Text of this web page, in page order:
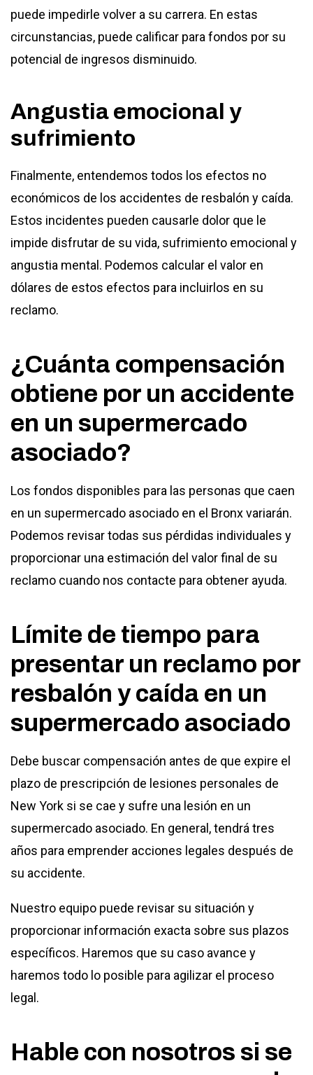
puede impedirle volver a su carrera. En estas
circunstancias, puede calificar para fondos por su
potencial de ingresos disminuido.
Angustia emocional y
sufrimiento
Finalmente, entendemos todos los efectos no
económicos de los accidentes de resbalón y caída.
Estos incidentes pueden causarle dolor que le
impide disfrutar de su vida, sufrimiento emocional y
angustia mental. Podemos calcular el valor en
dólares de estos efectos para incluirlos en su
reclamo.
¿Cuánta compensación
obtiene por un accidente
en un supermercado
asociado?
Los fondos disponibles para las personas que caen
en un supermercado asociado en el Bronx variarán.
Podemos revisar todas sus pérdidas individuales y
proporcionar una estimación del valor final de su
reclamo cuando nos contacte para obtener ayuda.
Límite de tiempo para
presentar un reclamo por
resbalón y caída en un
supermercado asociado
Debe buscar compensación antes de que expire el
plazo de prescripción de lesiones personales de
New York si se cae y sufre una lesión en un
supermercado asociado. En general, tendrá tres
años para emprender acciones legales después de
su accidente.
Nuestro equipo puede revisar su situación y
proporcionar información exacta sobre sus plazos
específicos. Haremos que su caso avance y
haremos todo lo posible para agilizar el proceso
legal.
Hable con nosotros si se